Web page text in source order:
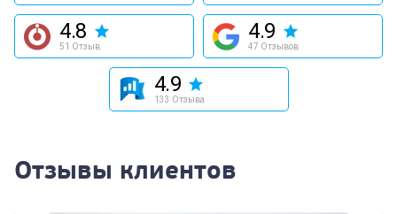
4.8
51 Отзыв
4.9
47 Отзывов
4.9
133 Отзыва
Отзывы клиентов